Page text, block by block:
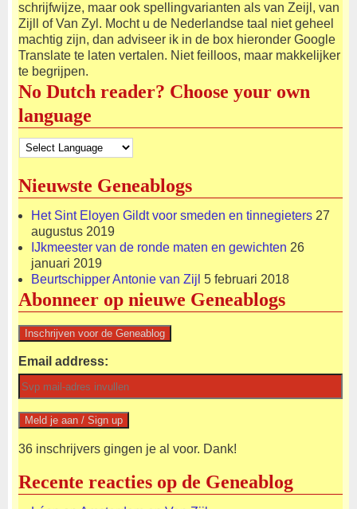
schrijfwijze, maar ook spellingvarianten als van Zeijl, van
Zijll of Van Zyl. Mocht u de Nederlandse taal niet geheel
machtig zijn, dan adviseer ik in de box hieronder Google
Translate te laten vertalen. Niet feilloos, maar makkelijker
te begrijpen.
No Dutch reader? Choose your own
language
Nieuwste Geneablogs
Het Sint Eloyen Gildt voor smeden en tinnegieters 27
augustus 2019
IJkmeester van de ronde maten en gewichten 26
januari 2019
Beurtschipper Antonie van Zijl 5 februari 2018
Abonneer op nieuwe Geneablogs
Email address:
36 inschrijvers gingen je al voor. Dank!
Recente reacties op de Geneablog